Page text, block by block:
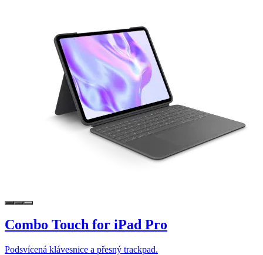
Combo Touch for iPad Pro
Podsvícená klávesnice a přesný trackpad.